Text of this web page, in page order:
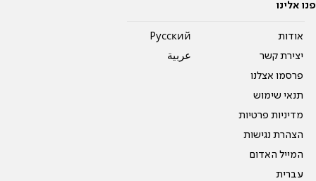
פנו אלינו
אודות
יצירת קשר
פרסמו אצלנו
תנאי שימוש
מדיניות פרטיות
הצהרת נגישות
המייל האדום
עברית
Pусский
عربية